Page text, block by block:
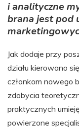
i analityczne
brana jest pod
Jak dodaje przy
działu kierowano
członkom nowego
zdobycia
praktycznych
powierzone